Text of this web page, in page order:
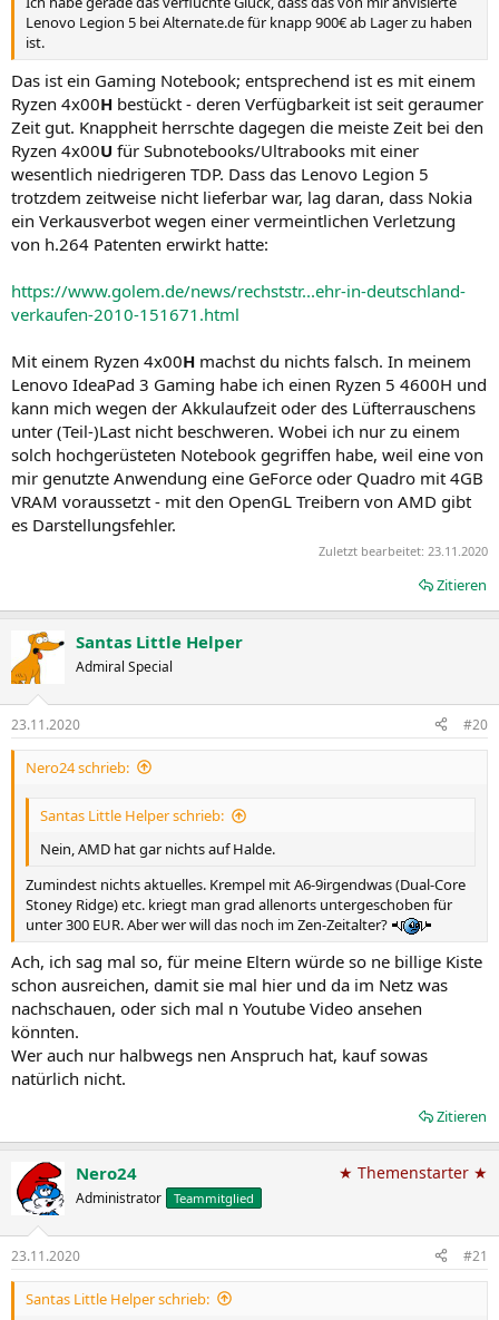
Lenovo Legion 5 bei Alternate.de für knapp 900€ ab Lager zu haben
ist.
Das ist ein Gaming Notebook; entsprechend ist es mit einem
Ryzen 4x00H bestückt - deren Verfügbarkeit ist seit geraumer
Zeit gut. Knappheit herrschte dagegen die meiste Zeit bei den
Ryzen 4x00U für Subnotebooks/Ultrabooks mit einer
wesentlich niedrigeren TDP. Dass das Lenovo Legion 5
trotzdem zeitweise nicht lieferbar war, lag daran, dass Nokia
ein Verkausverbot wegen einer vermeintlichen Verletzung
von h.264 Patenten erwirkt hatte:
https://www.golem.de/news/rechststr...ehr-in-deutschland-
verkaufen-2010-151671.html
Mit einem Ryzen 4x00H machst du nichts falsch. In meinem
Lenovo IdeaPad 3 Gaming habe ich einen Ryzen 5 4600H und
kann mich wegen der Akkulaufzeit oder des Lüfterrauschens
unter (Teil-)Last nicht beschweren. Wobei ich nur zu einem
solch hochgerüsteten Notebook gegriffen habe, weil eine von
mir genutzte Anwendung eine GeForce oder Quadro mit 4GB
VRAM voraussetzt - mit den OpenGL Treibern von AMD gibt
es Darstellungsfehler.
Zuletzt bearbeitet: 23.11.2020
Zitieren
Santas Little Helper
Admiral Special
23.11.2020 #20
Nero24 schrieb:
Santas Little Helper schrieb:
Nein, AMD hat gar nichts auf Halde.
Zumindest nichts aktuelles. Krempel mit A6-9irgendwas (Dual-Core
Stoney Ridge) etc. kriegt man grad allenorts untergeschoben für
unter 300 EUR. Aber wer will das noch im Zen-Zeitalter?
Ach, ich sag mal so, für meine Eltern würde so ne billige Kiste
schon ausreichen, damit sie mal hier und da im Netz was
nachschauen, oder sich mal n Youtube Video ansehen
könnten.
Wer auch nur halbwegs nen Anspruch hat, kauf sowas
natürlich nicht.
Zitieren
Nero24
Administrator Teammitglied
★ Themenstarter ★
23.11.2020 #21
Santas Little Helper schrieb: